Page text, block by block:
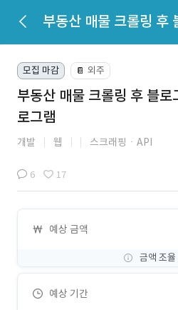
모집 마감 📔 외주
부동산 매물 크롤링 후 블
로그램
개발 웹 스크래핑ㆍAPI
6 17
예상 금액
금액 조율
예상 기간